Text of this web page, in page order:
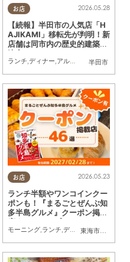
カップル,おひとりさま
お店
半田市
2026.05.28
【続報】半田市の人気店「H
AJIKAMI」移転先が判明！新
店舗は同市内の歴史的建築に
決定
ランチ ディナー アルコール ,カフェ
カップル,おひとりさま ,友人
お店
東海市
,大府市
2026.05.23
ランチ半額やワンコインクー
ポンも！『まるごとぜんぶ知
多半島グルメ』クーポン掲載
店まとめマップ
モーニング, ランチ ディナー ,アルコール